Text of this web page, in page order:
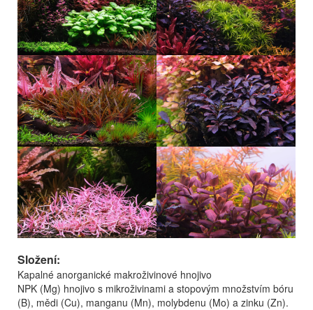
Složení:
Kapalné anorganické makroživinové hnojivo
NPK (Mg) hnojivo s mikroživinami a stopovým množstvím bóru
(B), mědi (Cu), manganu (Mn), molybdenu (Mo) a zinku (Zn).